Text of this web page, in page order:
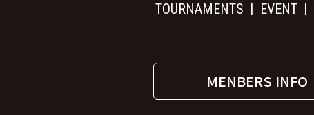
TOURNAMENTS EVENT
MENBERS INFO